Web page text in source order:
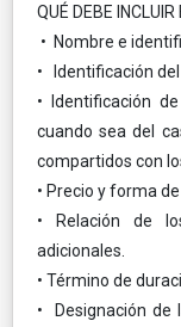
QUÉ DEBE
• Nombre e
• Identificación
• Identificación
cuando sea del
compartidos con
• Precio y forma
• Relación de
adicionales.
• Término de
• Designación de